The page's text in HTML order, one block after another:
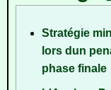
Stratégie
lors dun
phase finale